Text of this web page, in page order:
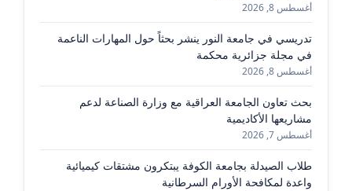
أغسطس 8, 2026
تدريسي في جامعة النور ينشر بحثاً حول المهارات الناعمة
في مجلة جزائرية محكمة
أغسطس 8, 2026
بحث تعاون الجامعة العراقية مع وزارة الصناعة لدعم
مشاريعها الأكاديمية
أغسطس 7, 2026
طلاب الصيدلة بجامعة الكوفة يبتكرون مشتقات كيميائية
واعدة لمكافحة الأورام السرطانية